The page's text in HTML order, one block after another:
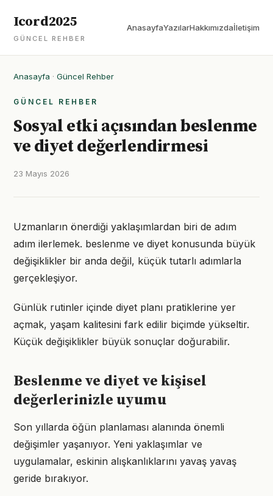
Icord2025
GÜNCEL REHBER
AnasayfaYazılarHakkımızdaİletişim
Anasayfa · Güncel Rehber
GÜNCEL REHBER
Sosyal etki açısından beslenme
ve diyet değerlendirmesi
23 Mayıs 2026
Uzmanların önerdiği yaklaşımlardan biri de adım
adım ilerlemek. beslenme ve diyet konusunda büyük
değişiklikler bir anda değil, küçük tutarlı adımlarla
gerçekleşiyor.
Günlük rutinler içinde diyet planı pratiklerine yer
açmak, yaşam kalitesini fark edilir biçimde yükseltir.
Küçük değişiklikler büyük sonuçlar doğurabilir.
Beslenme ve diyet ve kişisel
değerlerinizle uyumu
Son yıllarda öğün planlaması alanında önemli
değişimler yaşanıyor. Yeni yaklaşımlar ve
uygulamalar, eskinin alışkanlıklarını yavaş yavaş
geride bırakıyor.